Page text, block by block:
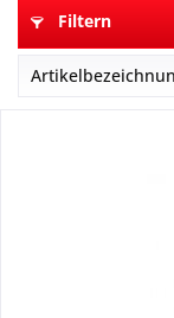
Filtern